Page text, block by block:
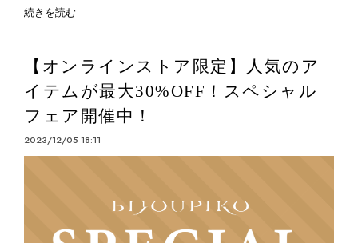
続きを読む
【オンラインストア限定】人気のア
イテムが最大30%OFF！スペシャル
フェア開催中！
2023/12/05 18:11